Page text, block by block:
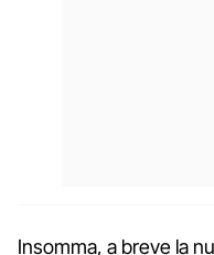
Insomma, a breve la